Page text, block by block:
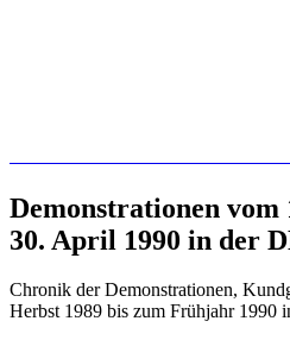
Demonstrationen vom
30. April 1990 in der
Chronik der Demonstrationen,
Herbst 1989 bis zum Frühjahr 1990